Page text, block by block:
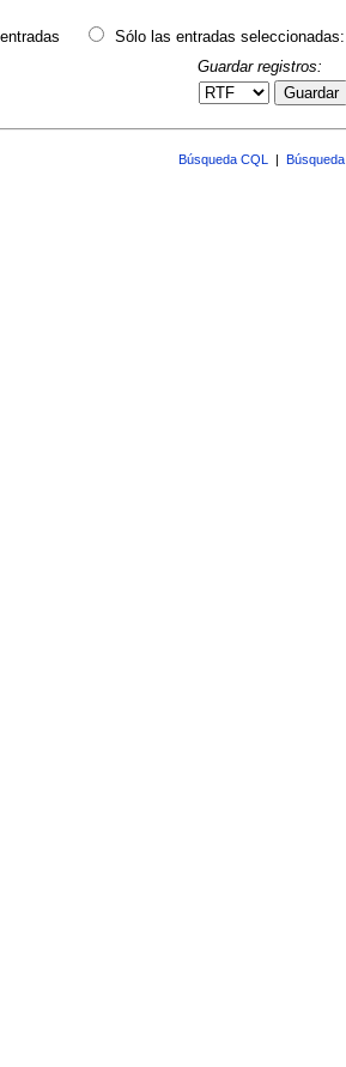
Sólo las entradas seleccionadas:
Guardar registros:
Guardar
Búsqueda CQL